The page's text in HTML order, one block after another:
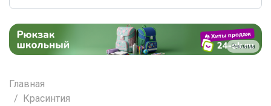
Реклама
Главная
Красинтия